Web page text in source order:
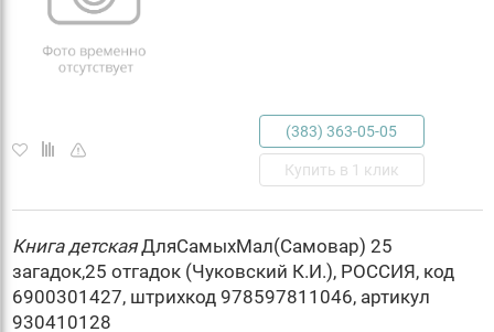
(383) 363-05-05
Купить в 1 клик
Книга детскаяДляСамыхМал(Самовар) 25
загадок,25 отгадок (Чуковский К.И.), РОССИЯ, код
6900301427, штрихкод 978597811046, артикул
930410128